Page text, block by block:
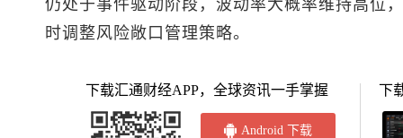
仍处于事件驱动阶段，波动率大概率维持高位
时调整风险敞口管理策略。
下载汇通财经APP，全球资讯一手掌握
Android 下载
下